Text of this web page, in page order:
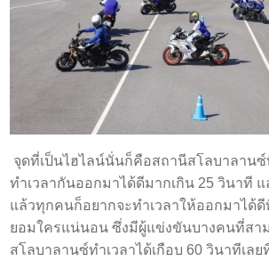
จุดที่เป็นไฮไลน์นั่นก็คือสถานีสโลบาลาน
ทำเวลากันออกมาได้ดีมากเกิน 25 วินาที
แล้วทุกคนก็อยากจะทำเวลาให้ออกมาได้
ยอมใครแน่นอน ซึ่งมีผู้แข่งขันบางคนที่สา
สโลบาลานซ์ทำเวลาได้เกือบ 60 วินาทีเล